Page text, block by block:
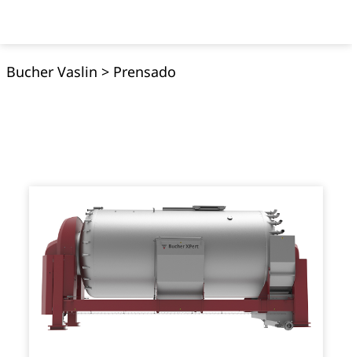
Bucher Vaslin > Prensado